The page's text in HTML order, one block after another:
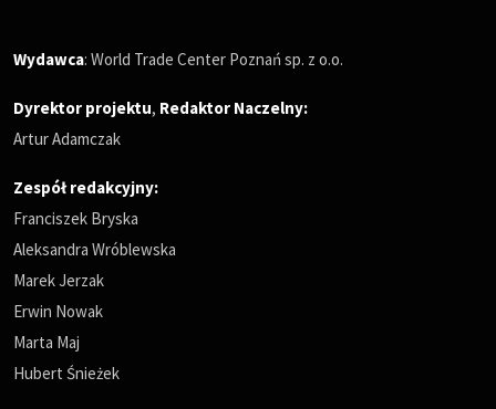
Wydawca: World Trade Center Poznań sp. z o.o.
Dyrektor projektu, Redaktor Naczelny:
Artur Adamczak
Zespół redakcyjny:
Franciszek Bryska
Aleksandra Wróblewska
Marek Jerzak
Erwin Nowak
Marta Maj
Hubert Śnieżek